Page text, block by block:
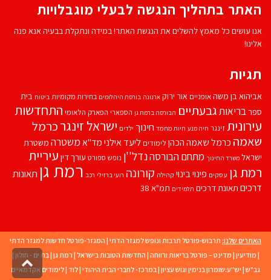
האתר בתהליך הנגשה לבעלי מוגבלויות
אנו עושים כל מאמץ להשלים את הנגשת האתר! במידה ונתקלת בבעיה אנא פנה
אלינו!
תגיות
אביהוא בן משהאופניים אור ירוק ארנונה בורסת היהלומים בחירות מקומיות ביטוח בית
ספרבריאותגבעתיים הבורסה ברמת גן הספארי הפארק הלאומי התחדשות
עירוניתזינגר חיה מנע חיות מחמד חינוך ילדים ישראל זינגרכרמל
שאמה כרמל שאמה הכהן לימודים ליעד אילנימד''אמשטרה משטרת
ישראל משרד החינוך מתחם הבורסהנדל''ן נופש ספורט עורך דין עיריית
רמת גן עסקים פינוי בינוי קהילה קורונה רועי ברזילי רכב רמת גן תאונות
דרכים תאונת דרכים תלמידים תמ"א 38
האתרים שלנו: תרבוש-פורטל תרבות ונופש למגזר הדתי | המגזר-פורטל חדשות למגזר הדתי
| מודיעין | מדינט – פורטל בריאות ורווחה | החדשות הטובות בישראל | רמת גן |בת ים - חולון |
גב"ש | יש''ע:שומרון בנימין וגוש עציון |במרכז- לחברי הבית היהודי |לוד |לימודים אקדמאיים